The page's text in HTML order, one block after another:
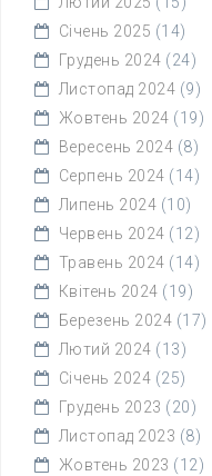
Січень 2025 (14)
Грудень 2024 (24)
Листопад 2024 (9)
Жовтень 2024 (19)
Вересень 2024 (8)
Серпень 2024 (14)
Липень 2024 (10)
Червень 2024 (12)
Травень 2024 (14)
Квітень 2024 (19)
Березень 2024 (17)
Лютий 2024 (13)
Січень 2024 (25)
Грудень 2023 (20)
Листопад 2023 (8)
Жовтень 2023 (12)